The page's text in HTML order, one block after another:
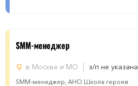
SMM-менеджер
в Москве и МО з/п не указана
SMM-менеджер, АНО Школа героев